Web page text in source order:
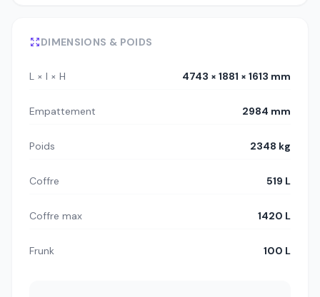
DIMENSIONS & POIDS
L × l × H 4743 × 1881 × 1613 mm
Empattement 2984 mm
Poids 2348 kg
Coffre 519 L
Coffre max 1420 L
Frunk 100 L